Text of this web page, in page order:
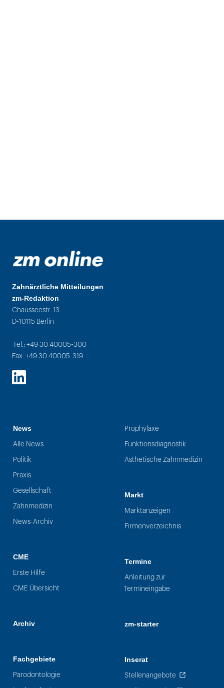
Zahnärztliche Mitteilungen
zm-Redaktion
Chausseestr. 13
D-10115 Berlin
Tel.: +49 30 40005-300
Fax: +49 30 40005-319
LinkedIn
News
Alle News
Politik
Praxis
Gesellschaft
Zahnmedizin
News-Archiv
CME
Erste Hilfe
CME Übersicht
Archiv
Fachgebiete
Parodontologie
Prophylaxe
Funktionsdiagnostik
Ästhetische Zahnmedizin
Markt
Marktanzeigen
Firmenverzeichnis
Termine
Anleitung zur
Termineingabe
zm-starter
Inserat
Stellenangebote